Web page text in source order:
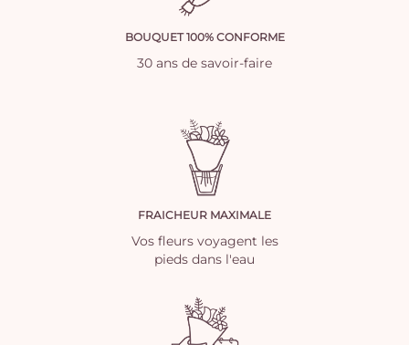
BOUQUET 100% CONFORME
30 ans de savoir-faire
FRAICHEUR MAXIMALE
Vos fleurs voyagent les
pieds dans l'eau